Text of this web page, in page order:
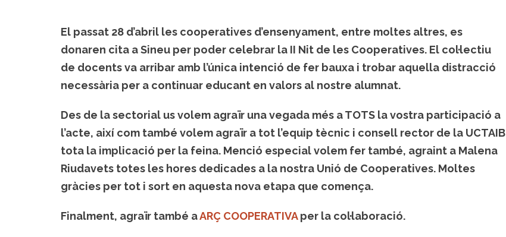
El passat 28 d’abril les cooperatives d’ensenyament, entre moltes altres, es
donaren cita a Sineu per poder celebrar la II Nit de les Cooperatives. El col·lectiu
de docents va arribar amb l’única intenció de fer bauxa i trobar aquella distracció
necessària per a continuar educant en valors al nostre alumnat.
Des de la sectorial us volem agraïr una vegada més a TOTS la vostra participació a
l’acte, així com també volem agraïr a tot l’equip tècnic i consell rector de la UCTAIB
tota la implicació per la feina. Menció especial volem fer també, agraint a Malena
Riudavets totes les hores dedicades a la nostra Unió de Cooperatives. Moltes
gràcies per tot i sort en aquesta nova etapa que comença.
Finalment, agraïr també aARÇ COOPERATIVAper la col·laboració.